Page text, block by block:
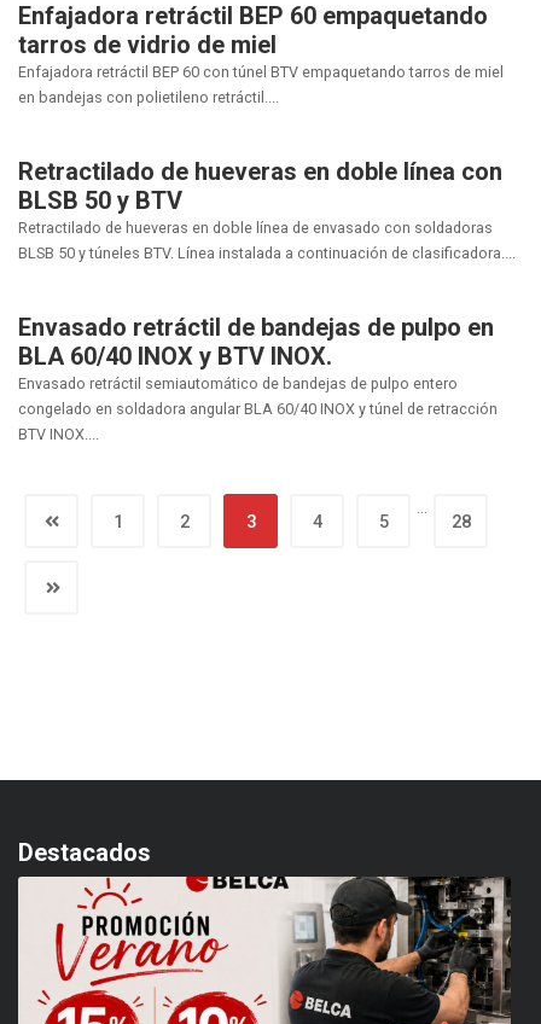
Enfajadora retráctil BEP 60 empaquetando
tarros de vidrio de miel
Enfajadora retráctil BEP 60 con túnel BTV empaquetando tarros de miel
en bandejas con polietileno retráctil....
Retractilado de hueveras en doble línea con
BLSB 50 y BTV
Retractilado de hueveras en doble línea de envasado con soldadoras
BLSB 50 y túneles BTV. Línea instalada a continuación de clasificadora....
Envasado retráctil de bandejas de pulpo en
BLA 60/40 INOX y BTV INOX.
Envasado retráctil semiautomático de bandejas de pulpo entero
congelado en soldadora angular BLA 60/40 INOX y túnel de retracción
BTV INOX....
1 2 3 4 5 28
Destacados